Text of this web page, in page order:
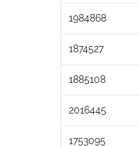
1984868
1874527
1885108
2016445
1753095